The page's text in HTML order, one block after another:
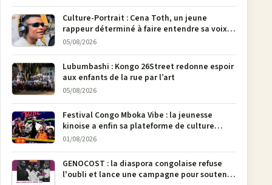
Culture-Portrait : Cena Toth, un jeune
rappeur déterminé à faire entendre sa voix à
Bunia
05/08/2026
Lubumbashi : Kongo 26Street redonne espoir
aux enfants de la rue par l’art
05/08/2026
Festival Congo Mboka Vibe : la jeunesse
kinoise a enfin sa plateforme de culture
urbaine
01/08/2026
GENOCOST : la diaspora congolaise refuse
l'oubli et lance une campagne pour soutenir